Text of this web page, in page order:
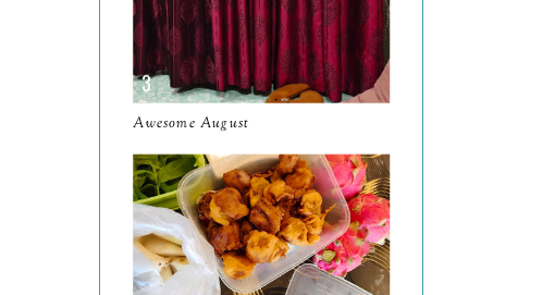
December 19
November 12
October
September13
August9
July12
June
Awesome August